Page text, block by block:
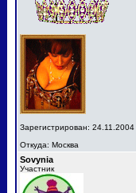
Зарегистрирован: 24.11.2004
Откуда: Москва
Sovynia
Участник